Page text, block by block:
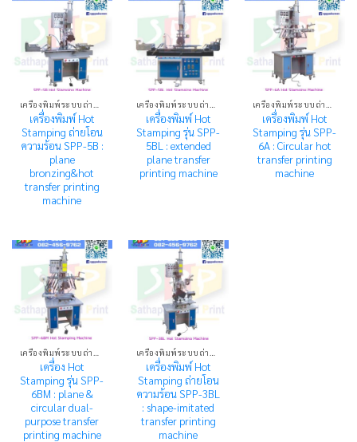
เครื่องพิมพ์ Hot
Stamping ถ่ายโอน
ความร้อน SPP-5B :
plane
bronzing&hot
transfer printing
machine
เครื่องพิมพ์ Hot
Stamping รุ่น SPP-
5BL : extended
plane transfer
printing machine
เครื่องพิมพ์ Hot
Stamping รุ่น SPP-
6A : Circular hot
transfer printing
machine
เครื่อง Hot
Stamping รุ่น SPP-
6BM : plane &
circular dual-
purpose transfer
printing machine
เครื่องพิมพ์ Hot
Stamping ถ่ายโอน
ความร้อน SPP-3BL
: shape-imitated
transfer printing
machine